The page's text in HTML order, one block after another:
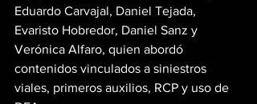
Eduardo Carvajal, Daniel Tejada,
Evaristo Hobredor, Daniel Sanz y
Verónica Alfaro, quien abordó
contenidos vinculados a siniestros
viales, primeros auxilios, RCP y uso de